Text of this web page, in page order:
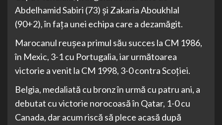
Abdelhamid Sabiri (73) şi Zakaria Aboukhlal
(90+2), în faţa unei echipa care a dezamăgit.
Marocanul reuşea primul său succes la CM 1986,
în Mexic, 3-1 cu Portugalia, iar următoarea
victorie a venit la CM 1998, 3-0 contra Scoţiei.
Belgia, medaliată cu bronz în urmă cu patru ani, a
debutat cu victorie norocoasă în Qatar, 1-0 cu
Canada, dar acum riscă să plece acasă după